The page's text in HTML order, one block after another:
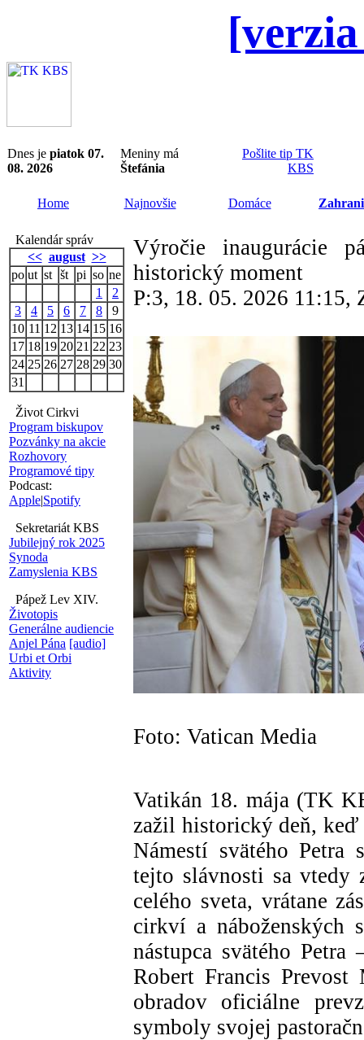
Dnes je piatok 07.
08. 2026
Meniny má
Štefánia
Pošlite tip TK
KBS
Home Najnovšie Domáce
Kalendár správ
<< august >>
po ut st št pi so ne
1
2
3
4 5 6 7 8
9
10 11 12 13 14 15 16
17 18 19 20 21 22 23
24 25 26 27 28 29 30
31
Život Cirkvi
Program biskupov
Pozvánky na akcie
Rozhovory
Programové tipy
Podcast:
Apple|Spotify
Sekretariát KBS
Jubilejný rok 2025
Synoda
Zamyslenia KBS
Pápež Lev XIV.
Životopis
Generálne audiencie
Anjel Pána [audio]
Urbi et Orbi
Aktivity
Výročie inaugurácie
historický moment
P:3, 18. 05. 2026 11:15,
Foto: Vatican Media
Vatikán 18. mája (TK
zažil historický deň,
Námestí svätého Petra
tejto slávnosti sa vtedy
celého sveta, vrátane
cirkví a náboženských
nástupca svätého
Robert Francis
obradov oficiálne
symboly svojej